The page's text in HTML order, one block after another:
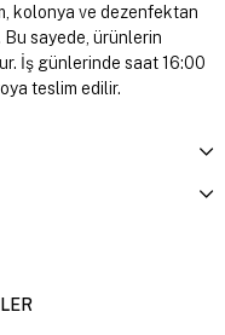
kolonya ve dezenfektan
sayede, ürünlerin
İş günlerinde saat 16:00
teslim edilir.